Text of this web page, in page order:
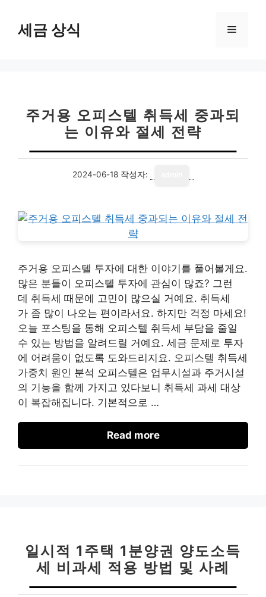
세금 상식 메
주거용 오피스텔 취득세 중과되
는 이유와 절세 전략
2024-06-18 작성자:
주거용 오피스텔 투자에 대한 이야기를 풀어볼게요.
많은 분들이 오피스텔 투자에 관심이 많죠? 그런
데 취득세 때문에 고민이 많으실 거예요. 취득세
가 좀 많이 나오는 편이라서요. 하지만 걱정 마세요!
오늘 포스팅을 통해 오피스텔 취득세 부담을 줄일
수 있는 방법을 알려드릴 거예요. 세금 문제로 투자
에 어려움이 없도록 도와드리지요. 오피스텔 취득세
가중치 원인 분석 오피스텔은 업무시설과 주거시설
의 기능을 함께 가지고 있다보니 취득세 과세 대상
이 복잡해집니다. 기본적으로 …
Read more
일시적 1주택 1분양권 양도소득
세 비과세 적용 방법 및 사례